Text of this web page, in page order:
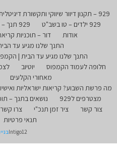
929 – תקנון דיוור שיווקי ותקשורת דיגיטלית
929 ילדים – טו בשב"ט
929 תנך – דף הבית
אודות
דור – תוכניות
התנך שלנו מגיע עד
התנך שלנו מגיע עד הבית |
חלופה לעמוד הקמפוס
יוטיוב
מאחורי הקלעים
מה פרשת השבוע? קריאות ישראליות
מצטרפים ל929
נושאים בתנך –
צור קשר
ציר זמן תנכ"י צרו קשר
תנאי פרטיות
Intigo12